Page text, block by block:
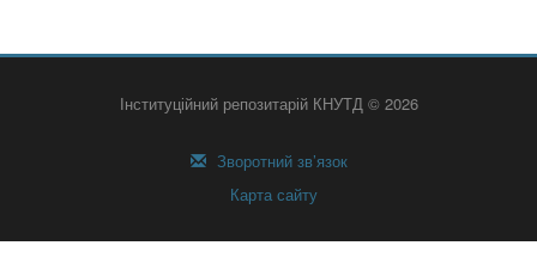
Інституційний репозитарій КНУТД © 2026
Зворотний зв’язок
Карта сайту